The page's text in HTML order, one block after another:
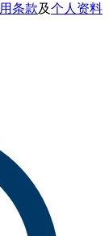
条款及个人资料